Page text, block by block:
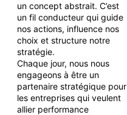
un concept abstrait. C’est
un fil conducteur qui guide
nos actions, influence nos
choix et structure notre
stratégie.
Chaque jour, nous nous
engageons à être un
partenaire stratégique pour
les entreprises qui veulent
allier performance